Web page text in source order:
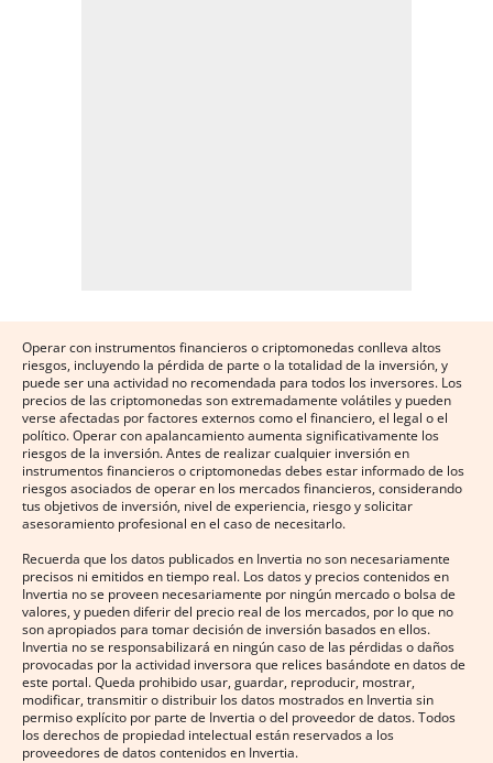
Operar con instrumentos financieros o criptomonedas conlleva altos
riesgos, incluyendo la pérdida de parte o la totalidad de la inversión, y
puede ser una actividad no recomendada para todos los inversores. Los
precios de las criptomonedas son extremadamente volátiles y pueden
verse afectadas por factores externos como el financiero, el legal o el
político. Operar con apalancamiento aumenta significativamente los
riesgos de la inversión. Antes de realizar cualquier inversión en
instrumentos financieros o criptomonedas debes estar informado de los
riesgos asociados de operar en los mercados financieros, considerando
tus objetivos de inversión, nivel de experiencia, riesgo y solicitar
asesoramiento profesional en el caso de necesitarlo.
Recuerda que los datos publicados en Invertia no son necesariamente
precisos ni emitidos en tiempo real. Los datos y precios contenidos en
Invertia no se proveen necesariamente por ningún mercado o bolsa de
valores, y pueden diferir del precio real de los mercados, por lo que no
son apropiados para tomar decisión de inversión basados en ellos.
Invertia no se responsabilizará en ningún caso de las pérdidas o daños
provocadas por la actividad inversora que relices basándote en datos de
este portal. Queda prohibido usar, guardar, reproducir, mostrar,
modificar, transmitir o distribuir los datos mostrados en Invertia sin
permiso explícito por parte de Invertia o del proveedor de datos. Todos
los derechos de propiedad intelectual están reservados a los
proveedores de datos contenidos en Invertia.